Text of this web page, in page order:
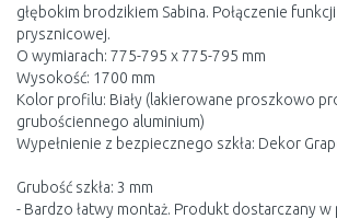
głębokim brodzikiem Sabina. Połączenie
prysznicowej.
O wymiarach: 775-795 x 775-795 mm
Wysokość: 1700 mm
Kolor profilu: Biały (lakierowane proszkowo
grubościennego aluminium)
Wypełnienie z bezpiecznego szkła: Dekor
Grubość szkła: 3 mm
- Bardzo łatwy montaż. Produkt dostarczany w